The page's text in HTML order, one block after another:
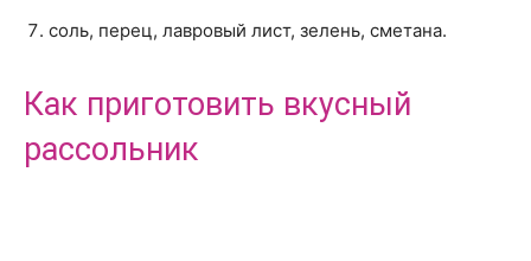
соль, перец, лавровый лист, зелень, сметана.
Как приготовить вкусный
рассольник